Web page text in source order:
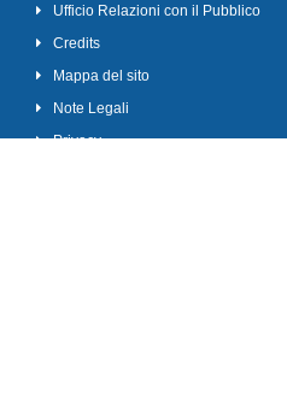
Ufficio Relazioni con il Pubblico
Credits
Mappa del sito
Note Legali
Privacy